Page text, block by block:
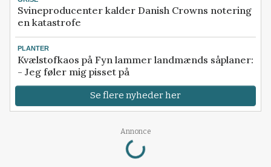
Svineproducenter kalder Danish Crowns notering
en katastrofe
PLANTER
Kvælstofkaos på Fyn lammer landmænds såplaner:
- Jeg føler mig pisset på
Se flere nyheder her
Annonce
Loading...